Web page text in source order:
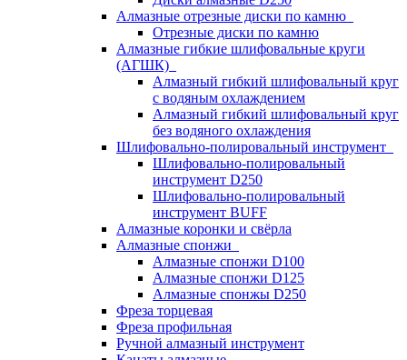
Алмазные отрезные диски по камню
Отрезные диски по камню
Алмазные гибкие шлифовальные круги
(АГШК)
Алмазный гибкий шлифовальный круг
с водяным охлаждением
Алмазный гибкий шлифовальный круг
без водяного охлаждения
Шлифовально-полировальный инструмент
Шлифовально-полировальный
инструмент D250
Шлифовально-полировальный
инструмент BUFF
Алмазные коронки и свёрла
Алмазные спонжи
Алмазные спонжи D100
Алмазные спонжи D125
Алмазные спонжы D250
Фреза торцевая
Фреза профильная
Ручной алмазный инструмент